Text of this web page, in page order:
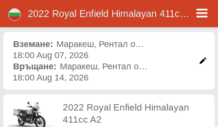
2022 Royal Enfield
Himalayan 411cc A2
мотор под наем в
маракеш
2022 Royal Enfield Himalayan 411cc A2
Вземане: Маракеш, Рентал офис
18:00 Aug 07, 2026
Връщане: Маракеш, Рентал офис
18:00 Aug 14, 2026
2022 Royal Enfield Himalayan
411cc A2